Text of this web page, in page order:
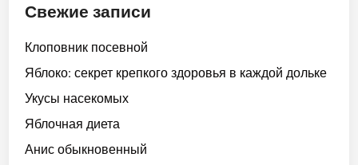
Свежие записи
Клоповник посевной
Яблоко: секрет крепкого здоровья в каждой дольке
Укусы насекомых
Яблочная диета
Анис обыкновенный